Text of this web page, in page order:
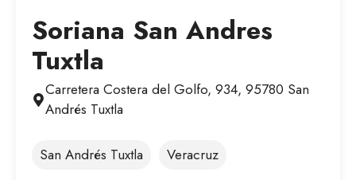
Soriana San Andres
Tuxtla
Carretera Costera del Golfo, 934, 95780 San
Andrés Tuxtla
San Andrés Tuxtla Veracruz